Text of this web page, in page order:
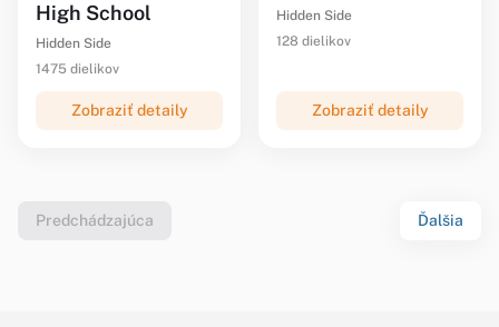
High School
Hidden Side
1475 dielikov
Zobraziť detaily
Hidden Side
128 dielikov
Zobraziť detaily
Predchádzajúca Ďalšia